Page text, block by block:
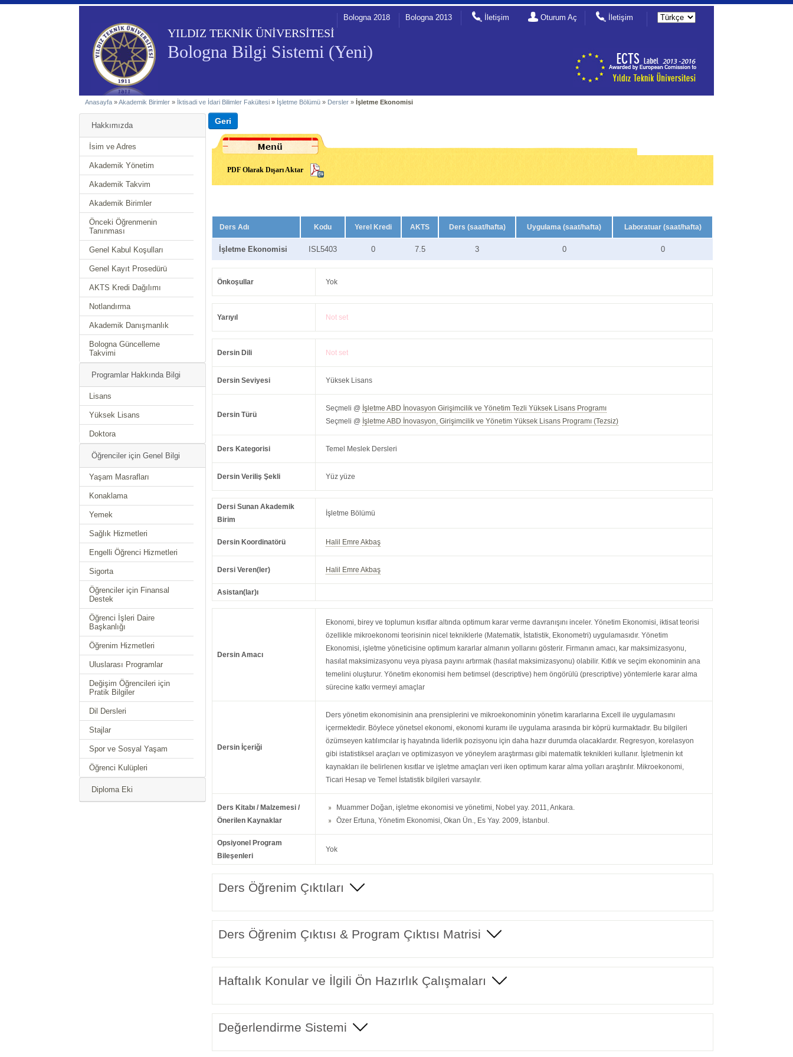
YILDIZ TEKNİK ÜNİVERSİTESİ
Bologna Bilgi Sistemi (Yeni)
Bologna 2018 Bologna 2013 İletişim Oturum Aç İletişim
Anasayfa »Akademik Birimler » İktisadi ve İdari Bilimler Fakültesi » İşletme Bölümü » Dersler »İşletme Ekonomisi
Hakkımızda
İsim ve Adres
Akademik Yönetim
Akademik Takvim
Akademik Birimler
Önceki Öğrenmenin
Tanınması
Genel Kabul Koşulları
Genel Kayıt Prosedürü
AKTS Kredi Dağılımı
Notlandırma
Akademik Danışmanlık
Bologna Güncelleme
Takvimi
Programlar Hakkında Bilgi
Lisans
Yüksek Lisans
Doktora
Öğrenciler için Genel Bilgi
Yaşam Masrafları
Konaklama
Yemek
Sağlık Hizmetleri
Engelli Öğrenci Hizmetleri
Sigorta
Öğrenciler için Finansal
Destek
Öğrenci İşleri Daire
Başkanlığı
Öğrenim Hizmetleri
Uluslarası Programlar
Değişim Öğrencileri için
Pratik Bilgiler
Dil Dersleri
Stajlar
Spor ve Sosyal Yaşam
Öğrenci Kulüpleri
Diploma Eki
PDF Olarak Dışarı Aktar
Ders Adı Kodu Yerel Kredi AKTS Ders (saat/hafta) Uygulama (saat/hafta) Laboratuar (saat/hafta)
İşletme Ekonomisi ISL5403 0 7.5 3 0 0
Önkoşullar Yok
Yarıyıl Not set
Dersin Dili Not set
Dersin Seviyesi Yüksek Lisans
Dersin Türü
Seçmeli @ İşletme ABD İnovasyon Girişimcilik ve Yönetim Tezli Yüksek Lisans Programı
Seçmeli @ İşletme ABD İnovasyon, Girişimcilik ve Yönetim Yüksek Lisans Programı (Tezsiz)
Ders Kategorisi Temel Meslek Dersleri
Dersin Veriliş Şekli Yüz yüze
Dersi Sunan Akademik
Birim
İşletme Bölümü
Dersin Koordinatörü Halil Emre Akbaş
Dersi Veren(ler) Halil Emre Akbaş
Asistan(lar)ı
Dersin Amacı
Ekonomi, birey ve toplumun kısıtlar altında optimum karar verme davranışını inceler. Yönetim Ekonomisi, iktisat teorisi
özellikle mikroekonomi teorisinin nicel tekniklerle (Matematik, İstatistik, Ekonometri) uygulamasıdır. Yönetim
Ekonomisi, işletme yöneticisine optimum kararlar almanın yollarını gösterir. Firmanın amacı, kar maksimizasyonu,
hasılat maksimizasyonu veya piyasa payını artırmak (hasılat maksimizasyonu) olabilir. Kıtlık ve seçim ekonominin ana
temelini oluşturur. Yönetim ekonomisi hem betimsel (descriptive) hem öngörülü (prescriptive) yöntemlerle karar alma
sürecine katkı vermeyi amaçlar
Dersin İçeriği
Ders yönetim ekonomisinin ana prensiplerini ve mikroekonominin yönetim kararlarına Excell ile uygulamasını
içermektedir. Böylece yönetsel ekonomi, ekonomi kuramı ile uygulama arasında bir köprü kurmaktadır. Bu bilgileri
özümseyen katılımcılar iş hayatında liderlik pozisyonu için daha hazır durumda olacaklardır. Regresyon, korelasyon
gibi istatistiksel araçları ve optimizasyon ve yöneylem araştırması gibi matematik teknikleri kullanır. İşletmenin kıt
kaynakları ile belirlenen kısıtlar ve işletme amaçları veri iken optimum karar alma yolları araştırılır. Mikroekonomi,
Ticari Hesap ve Temel İstatistik bilgileri varsayılır.
Ders Kitabı / Malzemesi /
Önerilen Kaynaklar
Muammer Doğan, işletme ekonomisi ve yönetimi, Nobel yay. 2011, Ankara.
Özer Ertuna, Yönetim Ekonomisi, Okan Ün., Es Yay. 2009, İstanbul.
Opsiyonel Program
Bileşenleri
Yok
Ders Öğrenim Çıktıları
Ders Öğrenim Çıktısı & Program Çıktısı Matrisi
Haftalık Konular ve İlgili Ön Hazırlık Çalışmaları
Değerlendirme Sistemi